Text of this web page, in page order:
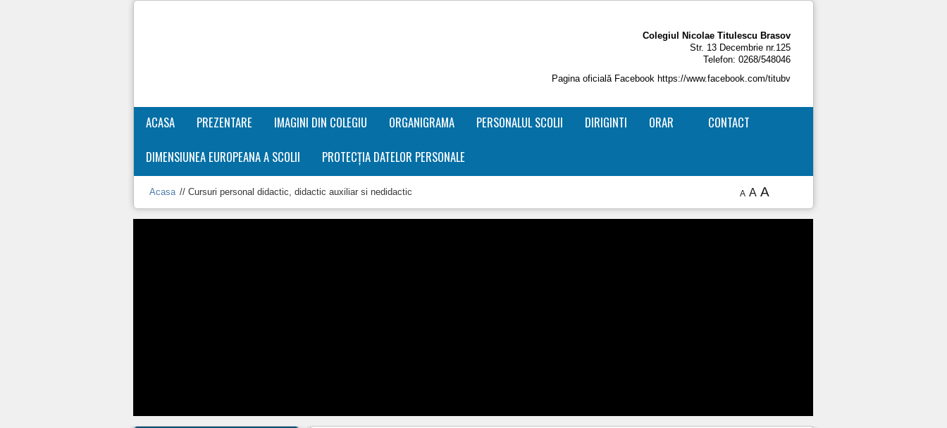
Colegiul Nicolae Titulescu Brasov
Str. 13 Decembrie nr.125
Telefon: 0268/548046
Pagina oficială Facebook https://www.facebook.com/titubv
ACASA PREZENTARE IMAGINI DIN COLEGIU ORGANIGRAMA PERSONALUL SCOLII DIRIGINTI ORAR
CONTACT
DIMENSIUNEA EUROPEANA A SCOLII
PROTECȚIA DATELOR PERSONALE
Acasa // Cursuri personal didactic, didactic auxiliar si nedidactic A A A